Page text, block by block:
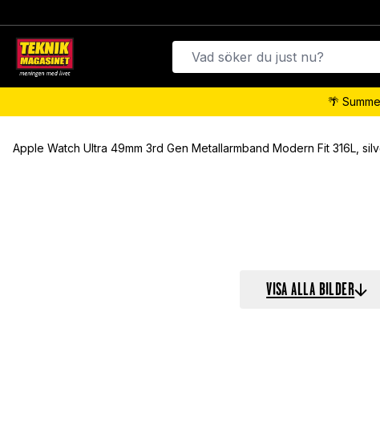
🌴
Apple Watch Ultra 49mm 3rd Gen Metallarmband Modern Fit 316L,
VISA ALLA BILDER